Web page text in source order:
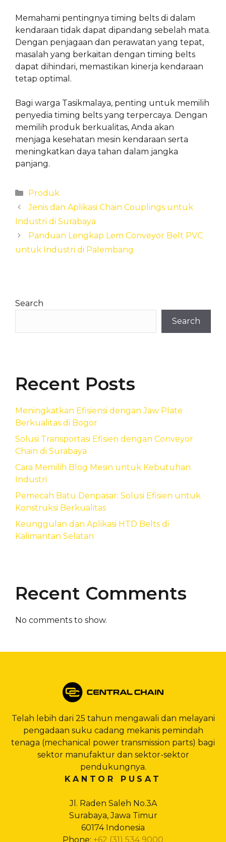
Memahami pentingnya timing belts di dalam
kendaraan tidak dapat dipandang sebelah mata.
Dengan penjagaan dan perawatan yang tepat,
masalah yang berkaitan dengan timing belts
dapat dihindari, memastikan kinerja kendaraan
tetap optimal.
Bagi warga Tasikmalaya, penting untuk memilih
penyedia timing belts yang terpercaya. Dengan
memilih produk berkualitas, Anda akan
menjaga kesehatan mesin kendaraan serta
meningkatkan daya tahan dalam jangka
panjang.
Categories
Produk
Jenis dan Aplikasi Chain Couplings untuk
Industri di Surabaya
Panduan Lengkap Lem Conveyor Belt PVC
untuk Industri di Palembang
Search
Search
Recent Posts
Meningkatkan Efisiensi dengan Jaw Plate
Berkualitas di Bogor
Solusi Transportasi Efisien dengan Conveyor
Chain di Surabaya
Cara Memilih Blog Mesin untuk Kebutuhan
Industri
Pemecah Batu Denpasar: Solusi Efisien untuk
Konstruksi Berkualitas
Keunggulan dan Aplikasi HTD Belts di
Kalimantan Selatan
Recent Comments
No comments to show.
Telah lebih dari 25 tahun mengawali dan melayani
pengadaan suku cadang mekanis pemindah
tenaga (mechanical power transmission parts) bagi
sektor manufaktur dan sektor-sektor
pendukungnya.
KANTOR PUSAT
Jl. Raden Saleh No.3A
Surabaya, Jawa Timur
60174 Indonesia
Phone: +62 (31) 534 9000